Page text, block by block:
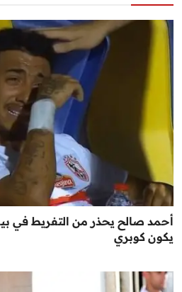
أحمد صالح يحذر من التفريط في
يكون كوبري